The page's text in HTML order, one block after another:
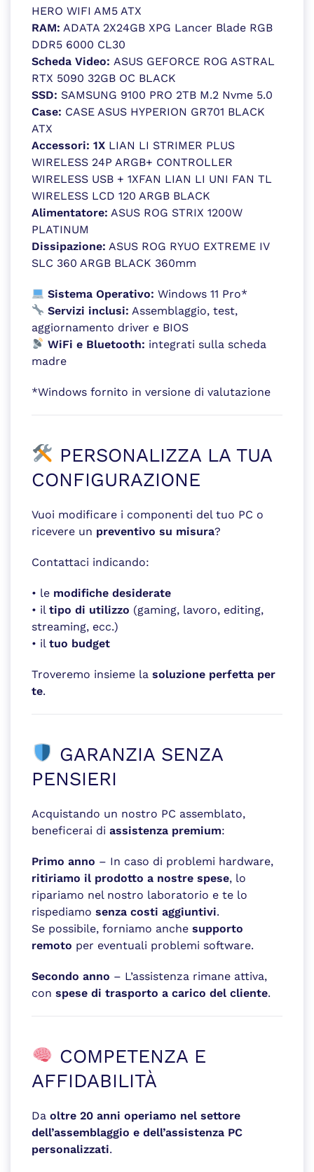
HERO WIFI AM5 ATX
RAM: ADATA 2X24GB XPG Lancer Blade RGB
DDR5 6000 CL30
Scheda Video: ASUS GEFORCE ROG ASTRAL
RTX 5090 32GB OC BLACK
SSD: SAMSUNG 9100 PRO 2TB M.2 Nvme 5.0
Case: CASE ASUS HYPERION GR701 BLACK
ATX
Accessori: 1X LIAN LI STRIMER PLUS
WIRELESS 24P ARGB+ CONTROLLER
WIRELESS USB + 1XFAN LIAN LI UNI FAN TL
WIRELESS LCD 120 ARGB BLACK
Alimentatore: ASUS ROG STRIX 1200W
PLATINUM
Dissipazione: ASUS ROG RYUO EXTREME IV
SLC 360 ARGB BLACK 360mm
Sistema Operativo: Windows 11 Pro*
Servizi inclusi: Assemblaggio, test,
aggiornamento driver e BIOS
WiFi e Bluetooth: integrati sulla scheda
madre
*Windows fornito in versione di valutazione
PERSONALIZZA LA TUA
CONFIGURAZIONE
Vuoi modificare i componenti del tuo PC o
ricevere un preventivo su misura?
Contattaci indicando:
• le modifiche desiderate
• il tipo di utilizzo (gaming, lavoro, editing,
streaming, ecc.)
• il tuo budget
Troveremo insieme la soluzione perfetta per
te.
GARANZIA SENZA
PENSIERI
Acquistando un nostro PC assemblato,
beneficerai di assistenza premium:
Primo anno – In caso di problemi hardware,
ritiriamo il prodotto a nostre spese, lo
ripariamo nel nostro laboratorio e te lo
rispediamo senza costi aggiuntivi.
Se possibile, forniamo anche supporto
remoto per eventuali problemi software.
Secondo anno – L’assistenza rimane attiva,
con spese di trasporto a carico del cliente.
COMPETENZA E
AFFIDABILITÀ
Da oltre 20 anni operiamo nel settore
dell’assemblaggio e dell’assistenza PC
personalizzati.